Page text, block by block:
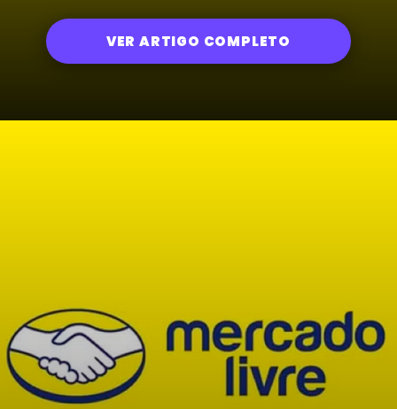
VER ARTIGO COMPLETO